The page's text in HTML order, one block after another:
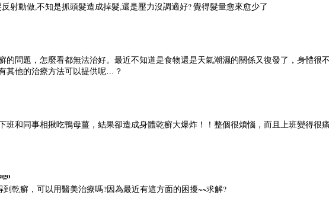
射動做,不知是抓頭髮造成掉髮,還是壓力沒調適好? 覺得髮量愈來愈少了
的問題，怎麼看都無法治好。最近不知道是食物還是天氣潮濕的關係又復發了，身體很
其他的治療方法可以提供呢…？
班和同事相揪吃鴨母薑，結果卻造成身體乾癬大爆炸！！整個很煩惱，而且上班變得很
乾癬，可以用醫美治療嗎?因為最近有這方面的困擾~~求解?